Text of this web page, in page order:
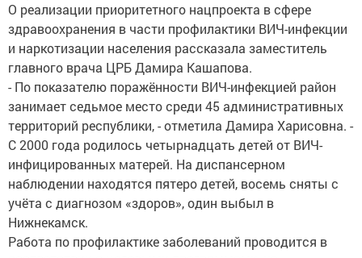
О реализации приоритетного нацпроекта в сфере
здравоохранения в части профилактики ВИЧ-инфекции
и наркотизации населения рассказала заместитель
главного врача ЦРБ Дамира Кашапова.
- По показателю поражённости ВИЧ-инфекцией район
занимает седьмое место среди 45 административных
территорий республики, - отметила Дамира Харисовна. -
С 2000 года родилось четырнадцать детей от ВИЧ-
инфицированных матерей. На диспансерном
наблюдении находятся пятеро детей, восемь сняты с
учёта с диагнозом «здоров», один выбыл в
Нижнекамск.
Работа по профилактике заболеваний проводится в